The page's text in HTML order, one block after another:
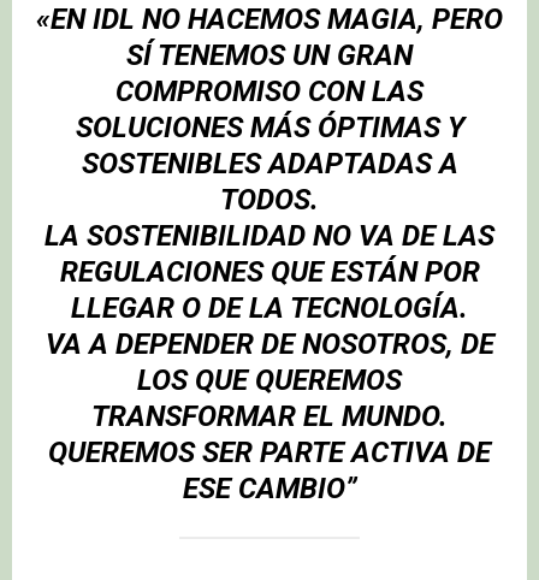
«EN IDL NO HACEMOS MAGIA, PERO
SÍ TENEMOS UN GRAN
COMPROMISO CON LAS
SOLUCIONES MÁS ÓPTIMAS Y
SOSTENIBLES ADAPTADAS A
TODOS.
LA SOSTENIBILIDAD NO VA DE LAS
REGULACIONES QUE ESTÁN POR
LLEGAR O DE LA TECNOLOGÍA.
VA A DEPENDER DE NOSOTROS, DE
LOS QUE QUEREMOS
TRANSFORMAR EL MUNDO.
QUEREMOS SER PARTE ACTIVA DE
ESE CAMBIO”